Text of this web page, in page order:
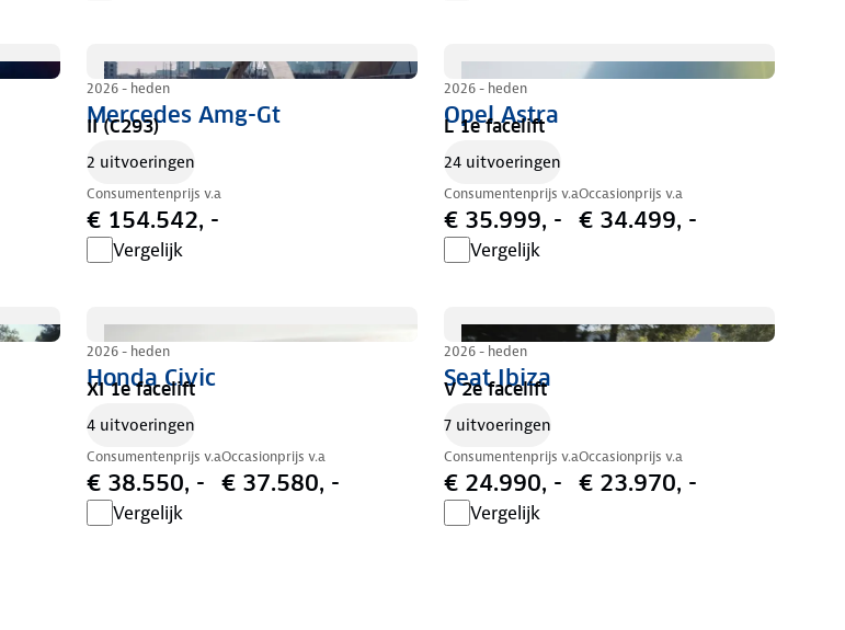
Mercedes Amg-Gt
2026 - heden
II (C293)
2 uitvoeringen
Consumentenprijs v.a
€ 154.542, -
Vergelijk
Opel Astra
2026 - heden
L 1e facelift
24 uitvoeringen
Consumentenprijs v.a
€ 35.999, -
Occasionprijs v.a
€ 34.499, -
Vergelijk
Honda Civic
2026 - heden
XI 1e facelift
4 uitvoeringen
Consumentenprijs v.a
€ 38.550, -
Occasionprijs v.a
€ 37.580, -
Vergelijk
Seat Ibiza
2026 - heden
V 2e facelift
7 uitvoeringen
Consumentenprijs v.a
€ 24.990, -
Occasionprijs v.a
€ 23.970, -
Vergelijk